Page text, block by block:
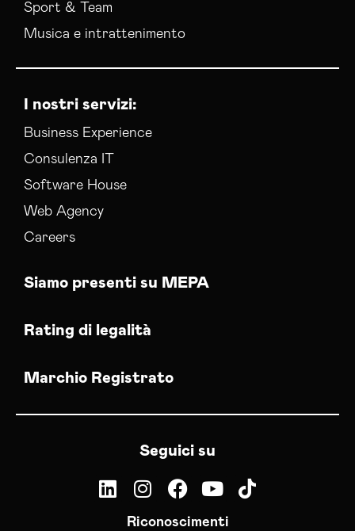
Sport & Team
Musica e intrattenimento
I nostri servizi:
Business Experience
Consulenza IT
Software House
Web Agency
Careers
Siamo presenti su MEPA
Rating di legalità
Marchio Registrato
Seguici su
Riconoscimenti